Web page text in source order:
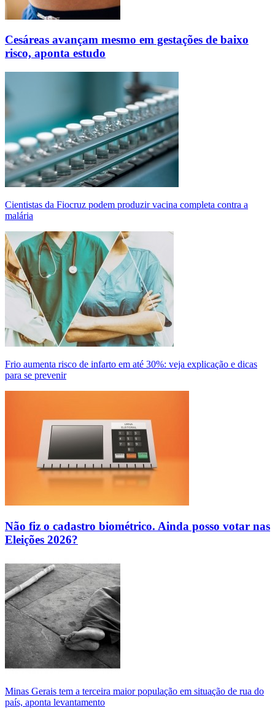
Cesáreas avançam mesmo em gestações de baixo
risco, aponta estudo
Cientistas da Fiocruz podem produzir vacina completa contra a
malária
Frio aumenta risco de infarto em até 30%: veja explicação e dicas
para se prevenir
Não fiz o cadastro biométrico. Ainda posso votar nas
Eleições 2026?
Minas Gerais tem a terceira maior população em situação de rua do
país, aponta levantamento